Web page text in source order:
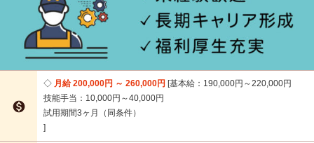

月給 200,000円 ～ 260,000円 基本給：190,000円～220,000円
技能手当：10,000円～40,000円
試用期間3ヶ月（同条件）